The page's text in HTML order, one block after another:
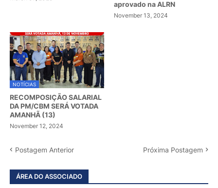
aprovado na ALRN
November 13, 2024
NOTÍCIAS
RECOMPOSIÇÃO SALARIAL
DA PM/CBM SERÁ VOTADA
AMANHÃ (13)
November 12, 2024
Postagem Anterior Próxima Postagem
ÁREA DO ASSOCIADO